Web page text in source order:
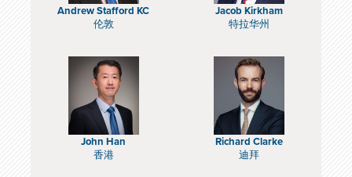
Andrew Stafford KC
伦敦
Jacob Kirkham
特拉华州
John Han
香港
Richard Clarke
迪拜